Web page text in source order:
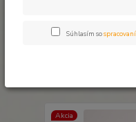
Najnovšie
Akcia
Súhlasím so